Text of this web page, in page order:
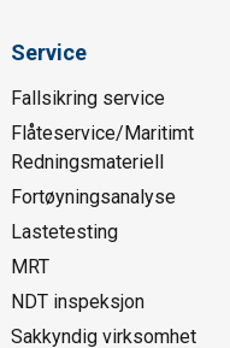
Service
Fallsikring service
Flåteservice/Maritimt
Redningsmateriell
Fortøyningsanalyse
Lastetesting
MRT
NDT inspeksjon
Sakkyndig virksomhet